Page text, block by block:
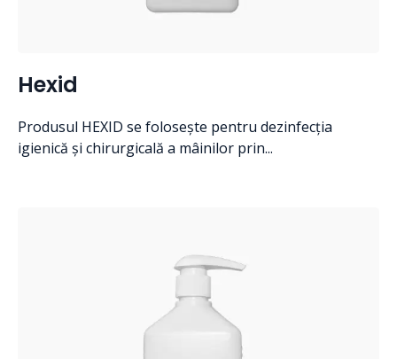
Hexid
Produsul HEXID se folosește pentru dezinfecția
igienică și chirurgicală a mâinilor prin...